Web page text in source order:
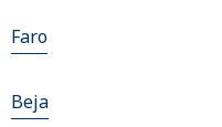
Faro
Beja